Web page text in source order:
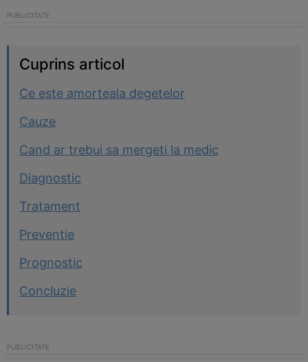
Cuprins articol
Ce este amorteala degetelor
Cauze
Cand ar trebui sa mergeti la medic
Diagnostic
Tratament
Preventie
Prognostic
Concluzie